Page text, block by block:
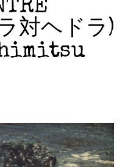
対ヘドラ)